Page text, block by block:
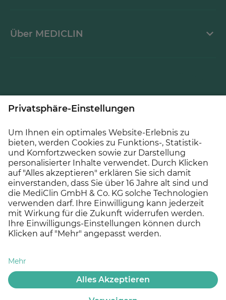
Über MEDICLIN
Zu MEDICLIN gehören bundesweit 31
Pflegeeinrichtungenund zehn Medizinische
8.200 Betten/Pflegeplätze und beschäftigt rund 9.900
Mitarbeiter*innen (Stand: Juni 2025).
© 2026 MEDICLIN AG, Offenburg - Ein Unternehmen der
Asklepios Gruppe
Datenschutz